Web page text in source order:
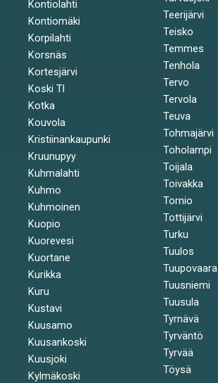
Kontiolahti
Kontiomäki
Korpilahti
Korsnäs
Kortesjärvi
Koski Tl
Kotka
Kouvola
Kristiinankaupunki
Kruunupyy
Kuhmalahti
Kuhmo
Kuhmoinen
Kuopio
Kuorevesi
Kuortane
Kurikka
Kuru
Kustavi
Kuusamo
Kuusankoski
Kuusjoki
Kylmäkoski
Teerijärvi
Teisko
Temmes
Tenhola
Tervo
Tervola
Teuva
Tohmajärvi
Toholampi
Toijala
Toivakka
Tornio
Tottijärvi
Turku
Tuulos
Tuupovaara
Tuusniemi
Tuusula
Tyrnävä
Tyrväntö
Tyrvää
Töysä